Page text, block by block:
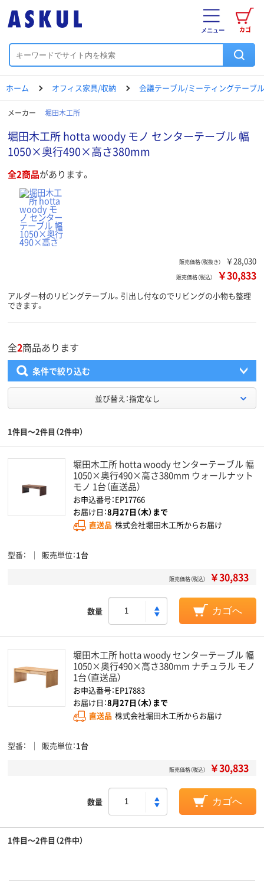
カゴ
メニュー
ホーム オフィス家具/収納 会議テーブル/ミーティングテーブル
メーカー 堀田木工所
堀田木工所 hotta woody モノ センターテーブル 幅
1050×奥行490×高さ380mm
全2商品があります。
販売価格（税抜き） ￥28,030
販売価格（税込） ￥30,833
アルダー材のリビングテーブル。引出し付なのでリビングの小物も整理
できます。
全2商品あります
条件で絞り込む
並び替え：指定なし
1件目～2件目（2件中）
堀田木工所 hotta woody センターテーブル 幅
1050×奥行490×高さ380mm ウォールナット
モノ 1台（直送品）
お申込番号：EP17766
お届け日：8月27日（木）まで
直送品 株式会社堀田木工所からお届け
型番 販売単位 1台
販売価格（税込） ￥30,833
数量 カゴへ
堀田木工所 hotta woody センターテーブル 幅
1050×奥行490×高さ380mm ナチュラル モノ
1台（直送品）
お申込番号：EP17883
お届け日：8月27日（木）まで
直送品 株式会社堀田木工所からお届け
型番 販売単位 1台
販売価格（税込） ￥30,833
数量 カゴへ
1件目～2件目（2件中）